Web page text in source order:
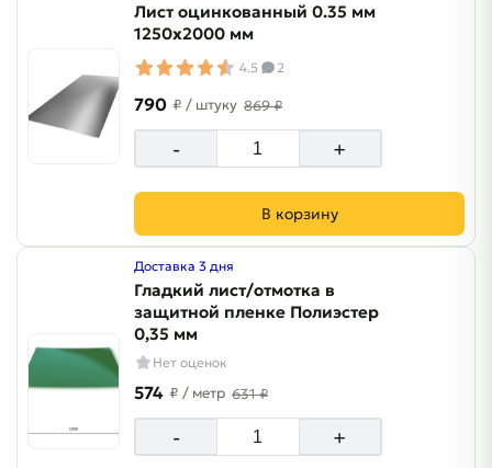
Лист оцинкованный 0.35 мм
1250х2000 мм
4.5 2
790 ₽ / штуку 869 ₽
- +
В корзину
Доставка 3 дня
Гладкий лист/отмотка в
защитной пленке Полиэстер
0,35 мм
Нет оценок
574 ₽ / метр 631 ₽
- +